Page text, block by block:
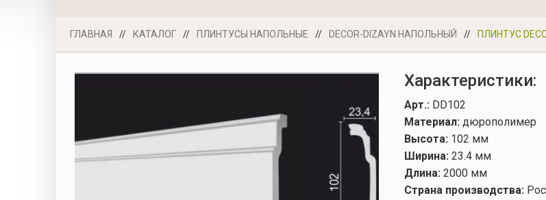
ГЛАВНАЯ // КАТАЛОГ // ПЛИНТУСЫ НАПОЛЬНЫЕ // DECOR-DIZAYN НАПОЛЬНЫЙ // ПЛИНТУС
Характеристики:
Арт.:DD102
Материал:дюрополимер
Высота:102 мм
Ширина:23.4 мм
Длина:2000 мм
Страна производства: